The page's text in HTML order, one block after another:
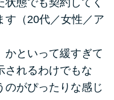
状態でも契約してく
す（20代／女性／ア
かといって緩すぎて
されるわけでもな
のがぴったりな感じ